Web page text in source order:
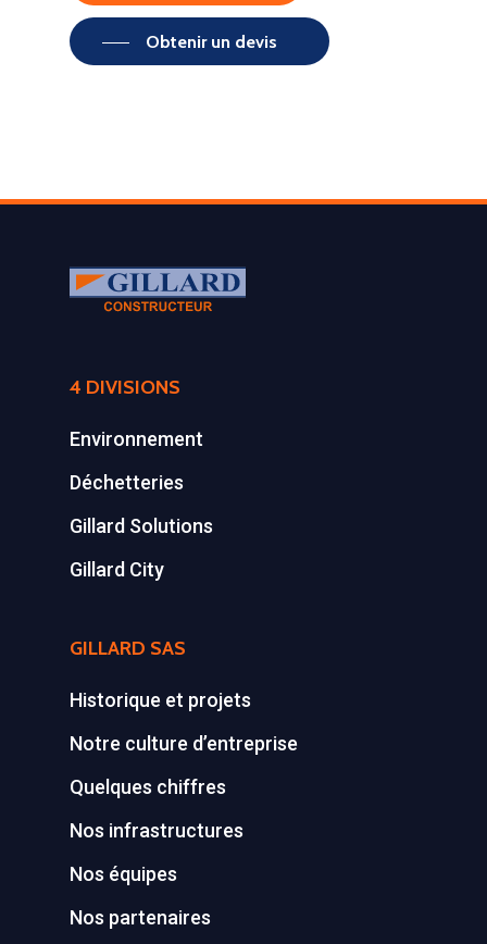
Obtenir un devis
4 DIVISIONS
Environnement
Déchetteries
Gillard Solutions
Gillard City
GILLARD SAS
Historique et projets
Notre culture d’entreprise
Quelques chiffres
Nos infrastructures
Nos équipes
Nos partenaires